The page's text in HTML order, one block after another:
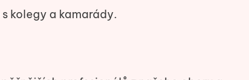
kolegy a kamarády.